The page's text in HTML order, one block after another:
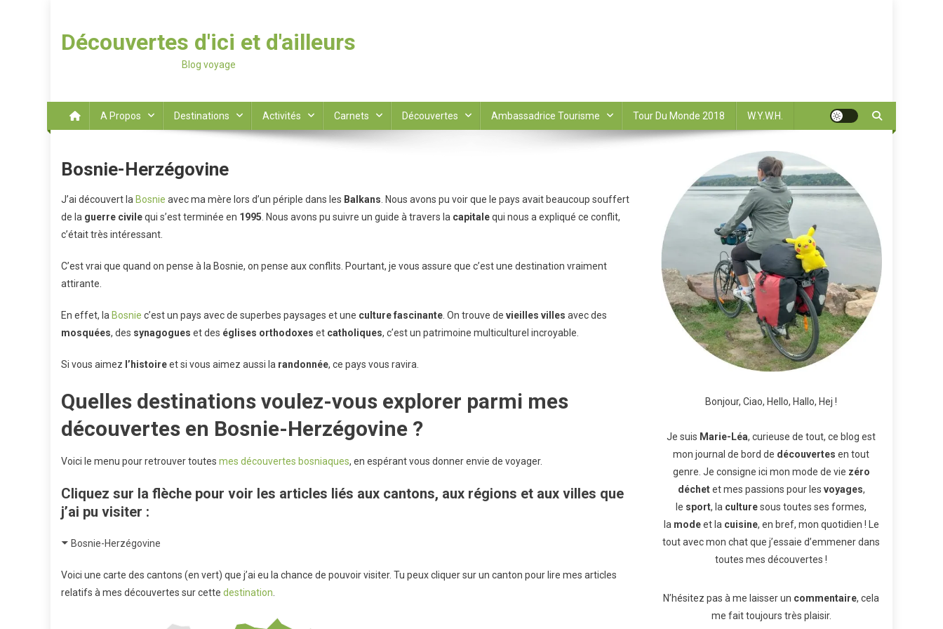
Découvertes d'ici et d'ailleurs
Blog voyage
A Propos Destinations Activités Carnets Découvertes Ambassadrice Tourisme Tour Du Monde 2018 W.Y.W.H.
Bosnie-Herzégovine
J’ai découvert la Bosnie avec ma mère lors d’un périple dans les Balkans . Nous avons pu voir que le pays avait beaucoup souffert
de la guerre civilequi s’est terminée en 1995 . Nous avons pu suivre un guide à travers la capitalequi nous a expliqué ce conflit,
c’était très intéressant.
C’est vrai que quand on pense à la Bosnie, on pense aux conflits. Pourtant, je vous assure que c’est une destination vraiment
attirante.
En effet, la Bosnie c’est un pays avec de superbes paysages et une culturefascinante . On trouve de vieilles villes avec des
mosquées, des synagogues et des églises orthodoxes et catholiques, c’est un patrimoine multiculturel incroyable.
Si vous aimez l’histoireet si vous aimez aussi la randonnée, ce pays vous ravira.
Quelles destinations voulez-vous explorer parmi mes
découvertes en Bosnie-Herzégovine ?
Voici le menu pour retrouver toutes mes découvertes bosniaques, en espérant vous donner envie de voyager.
Cliquez sur la flèche pour voir les articles liés aux cantons, aux régions et aux villes que
j’ai pu visiter :
Bosnie-Herzégovine
Voici une carte des cantons (en vert) que j’ai eu la chance de pouvoir visiter. Tu peux cliquer sur un canton pour lire mes articles
relatifs à mes découvertes sur cette destination
Bonjour, Ciao, Hello, Hallo, Hej !
Je suis Marie-Léa, curieuse de tout, ce blog est
mon journal de bord de découvertes en tout
genre. Je consigne ici mon mode de vie zéro
déchetet mes passions pour les voyages,
le sport, la culturesous toutes ses formes,
la modeet la cuisine, en bref, mon quotidien ! Le
tout avec mon chat que j’essaie d’emmener dans
toutes mes découvertes !
N’hésitez pas à me laisser un commentaire, cela
me fait toujours très plaisir.